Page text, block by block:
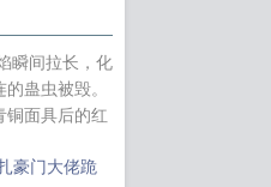
瞬间拉长，化
蛊虫被毁。
面具后的红
豪门大佬跪